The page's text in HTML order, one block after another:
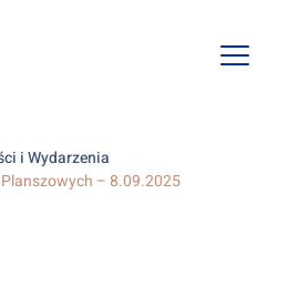
Open
i Wydarzenia
– 8.09.2025